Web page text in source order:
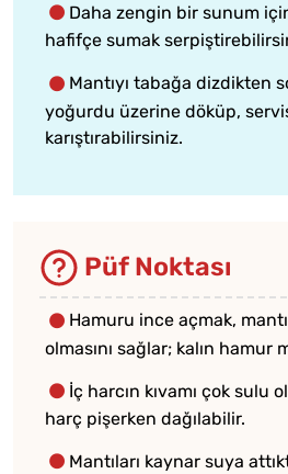
Daha zengin bir sunum
hafifçe sumak
Mantıyı tabağa dizdikten
yoğurdu üzerine döküp,
karıştırabilirsiniz.
Püf Noktası
Hamuru ince açmak,
olmasını sağlar; kalın hamur
İç harcın kıvamı çok sulu
harç pişerken dağılabilir.
Mantıları kaynar suya